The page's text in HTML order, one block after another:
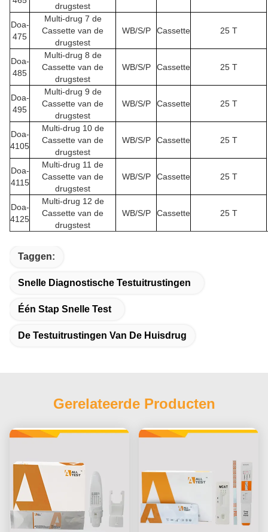
drugstest
Doa-
475
Multi-drug 7 de
Cassette van de
drugstest
WB/S/P Cassette 25 T
Doa-
485
Multi-drug 8 de
Cassette van de
drugstest
WB/S/P Cassette 25 T
Doa-
495
Multi-drug 9 de
Cassette van de
drugstest
WB/S/P Cassette 25 T
Doa-
4105
Multi-drug 10 de
Cassette van de
drugstest
WB/S/P Cassette 25 T
Doa-
4115
Multi-drug 11 de
Cassette van de
drugstest
WB/S/P Cassette 25 T
Doa-
4125
Multi-drug 12 de
Cassette van de
drugstest
WB/S/P Cassette 25 T
Taggen:
Snelle Diagnostische Testuitrustingen
Één Stap Snelle Test
De Testuitrustingen Van De Huisdrug
Gerelateerde Producten